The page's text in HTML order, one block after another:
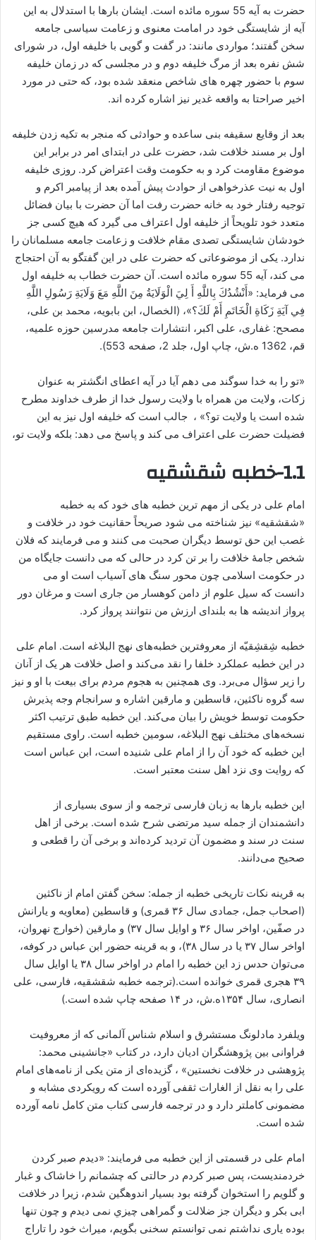
حضرت به آیه 55 سوره مائده است. ایشان بارها با استدلال به این
آیه از شایستگی خود در امامت معنوی و زعامت سیاسی جامعه
سخن گفتند؛ مواردی مانند: در گفت و گویی با خلیفه اول، در شورای
شش نفره بعد از مرگ خلیفه دوم و در مجلسی که در زمان خلیفه
سوم با حضور چهره های شاخص منعقد شده بود، که حتی در مورد
اخیر صراحتا به واقعه غدیر نیز اشاره کرده اند.
بعد از وقایع سقیفه بنی ساعده و حوادثی که منجر به تکیه زدن خلیفه
اول بر مسند خلافت شد، حضرت علی در ابتدای امر در برابر این
موضوع مقاومت کرد و به حکومت وقت اعتراض کرد. روزی خلیفه
اول به نیت عذرخواهی از حوادث پیش آمده بعد از پیامبر اکرم و
توجیه رفتار خود به خانه حضرت رفت اما آن حضرت با بیان فضائل
متعدد خود تلویحاً از خلیفه اول اعتراف می گیرد که هیچ کسی جز
خودشان شایستگی تصدی مقام خلافت و زعامت جامعه مسلمانان را
ندارد. یکی از موضوعاتی که حضرت علی در این گفتگو به آن احتجاج
می کند، آیه 55 سوره مائده است. آن حضرت خطاب به خلیفه اول
می فرماید: «أَنْشُدُكَ بِاللَّهِ أَ لِيَ الْوَلَايَةُ مِنَ اللَّهِ مَعَ وَلَايَةِ رَسُولِ اللَّهِ
فِي آيَةِ زَكَاةِ الْخَاتَمِ أَمْ لَكَ؟»، (الخصال‏، ابن بابویه، محمد بن على‏،
مصحح: غفاری، على اكبر، انتشارات جامعه مدرسین حوزه علمیه،
قم، 1362 ه.ش، چاپ اول، جلد 2، صفحه 553).
«تو را به خدا سوگند می دهم آیا در آیه اعطای انگشتر به عنوان
زکات، ولایت من همراه با ولایت رسول خدا از طرف خداوند مطرح
شده است یا ولایت تو؟» ، جالب است که خلیفه اول نیز به این
فضیلت حضرت علی اعتراف می کند و پاسخ می دهد: بلکه ولایت تو،
1.1-خطبه شقشقیه
امام علی در یکی از مهم ترین خطبه های خود که به خطبه
«شقشقیه» نیز شناخته می شود صریحاً حقانیت خود در خلافت و
غصب این حق توسط دیگران صحبت می کنند و می فرمایند که فلان
شخص جامۀ خلافت را بر تن کرد در حالى که مى دانست جایگاه من
در حکومت اسلامى چون محور سنگ هاى آسیاب است او مى
دانست که سیل علوم از دامن کوهسار من جارى است و مرغان دور
پرواز اندیشه ها به بلندای ارزش من نتوانند پرواز کرد.
خطبه شِقشِقیّه از معروفترین خطبه‌های نهج البلاغه است. امام علی
در این خطبه عملکرد خلفا را نقد می‌کند و اصل خلافت هر یک از آنان
را زیر سؤال می‌برد. وی همچنین به هجوم مردم برای بیعت با او و نیز
سه گروه ناکثین، قاسطین و مارقین اشاره و سرانجام وجه پذیرش
حکومت توسط خویش را بیان می‌کند. این خطبه طبق ترتیب اکثر
نسخه‌های مختلف نهج البلاغه، سومین خطبه است. راوی مستقیم
این خطبه که خود آن را از امام علی شنیده است، ابن عباس است
که روایت وی نزد اهل سنت معتبر است.
این خطبه بارها به زبان فارسی ترجمه و از سوی بسیاری از
دانشمندان از جمله سید مرتضی شرح شده است. برخی از اهل
سنت در سند و مضمون آن تردید کرده‌اند و برخی آن را قطعی و
صحیح می‌دانند.
به قرینه نکات تاریخی خطبه از جمله: سخن گفتن امام از ناکثین
(اصحاب جمل، جمادی سال ۳۶ قمری) و قاسطین (معاویه و یارانش
در صفّین، اواخر سال ۳۶ و اوایل سال ۳۷) و مارقین (خوارج نهروان،
اواخر سال ۳۷ یا در سال ۳۸)، و به قرینه حضور ابن عباس در کوفه،
می‌توان حدس زد این خطبه را امام در اواخر سال ۳۸ یا اوایل سال
۳۹ هجری قمری خوانده است.(ترجمه خطبه شقشقیه، فارسی، علی
انصاری، سال ۱۳۵۴ه.ش، در ۱۴ صفحه چاپ شده است.)
ویلفرد مادلونگ مستشرق و اسلام شناس آلمانی که از معروفیت
فراوانی بین پژوهشگران ادیان دارد، در کتاب «جانشینی محمد:
پژوهشی در خلافت نخستین» ، گزیده‌ای از متن یکی از نامه‌های امام
علی را به نقل از الغارات ثقفی آورده ‌است که رویکردی مشابه و
مضمونی کاملتر دارد و در ترجمه فارسی کتاب متن کامل نامه آورده
شده‌ است.
امام علی در قسمتی از این خطبه می فرمایند: «دیدم صبر كردن
خردمنديست، پس صبر كردم در حالتی كه چشمانم را خاشاک و غبار
و گلویم را استخوان گرفته بود بسیار اندوهگین شدم، زیرا در خلافت
ابى بكر و دیگران جز ضلالت و گمراهی چيزي نمى ‏دیدم و چون تنها
بوده یارى نداشتم نمى ‏توانستم سخنی بگویم، میراث خود را تاراج